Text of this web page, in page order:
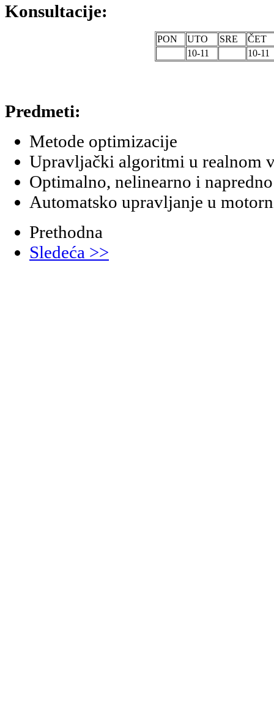
Konsultacije:
PON UTO SRE
ČET
10-11
10-11
Predmeti:
Metode optimizacije
Upravljački algoritmi u realnom
Optimalno, nelinearno i
Automatsko upravljanje u
Prethodna
Sledeća >>